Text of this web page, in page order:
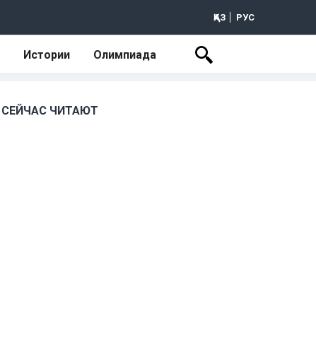
ҚАЗ РУС
Истории Олимпиада
СЕЙЧАС ЧИТАЮТ